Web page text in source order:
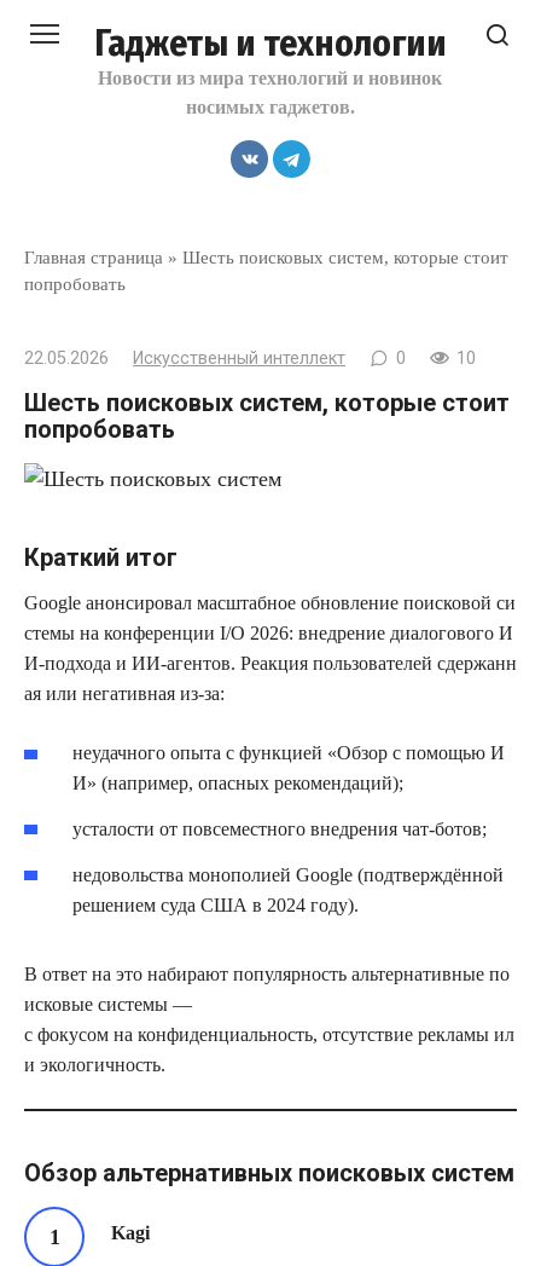
Гаджеты и технологии
Новости из мира технологий и новинок
носимых гаджетов.
Главная страница » Шесть поисковых систем, которые стоит
попробовать
22.05.2026 Искусственный интеллект 0 10
Шесть поисковых систем, которые стоит
попробовать
Краткий итог
Google анонсировал масштабное обновление поисковой си
стемы на конференции I/O 2026: внедрение диалогового И
И‑подхода и ИИ‑агентов. Реакция пользователей сдержанн
ая или негативная из‑за:
неудачного опыта с функцией «Обзор с помощью И
И» (например, опасных рекомендаций);
усталости от повсеместного внедрения чат‑ботов;
недовольства монополией Google (подтверждённой
решением суда США в 2024 году).
В ответ на это набирают популярность альтернативные по
исковые системы —
с фокусом на конфиденциальность, отсутствие рекламы ил
и экологичность.
Обзор альтернативных поисковых систем
Kagi